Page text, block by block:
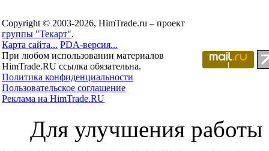
Copyright © 2003-2026, HimTrade.ru – проект
группы "Текарт".
Карта сайта... PDA-версия...
При любом использовании материалов
HimTrade.RU ссылка обязательна.
Политика конфиденциальности
Пользовательское соглашение
Реклама на HimTrade.RU
Для улучшения работы